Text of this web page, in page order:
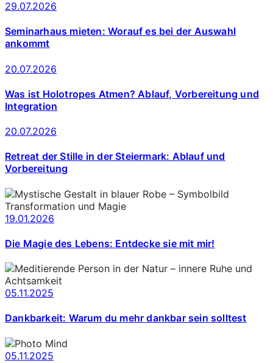
29.07.2026
Seminarhaus mieten: Worauf es bei der Auswahl
ankommt
20.07.2026
Was ist Holotropes Atmen? Ablauf, Vorbereitung und
Integration
20.07.2026
Retreat der Stille in der Steiermark: Ablauf und
Vorbereitung
19.01.2026
Die Magie des Lebens: Entdecke sie mit mir!
05.11.2025
Dankbarkeit: Warum du mehr dankbar sein solltest
05.11.2025